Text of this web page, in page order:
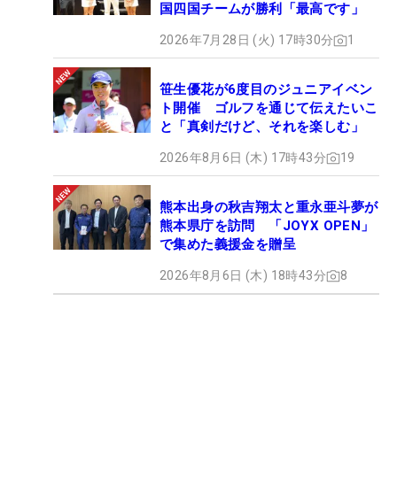
国四国チームが勝利「最高です」
2026年7月28日 (火) 17時30分 1
笹生優花が6度目のジュニアイベン
ト開催 ゴルフを通じて伝えたいこ
と「真剣だけど、それを楽しむ」
2026年8月6日 (木) 17時43分 19
熊本出身の秋吉翔太と重永亜斗夢が
熊本県庁を訪問 「JOYX OPEN」
で集めた義援金を贈呈
2026年8月6日 (木) 18時43分 8